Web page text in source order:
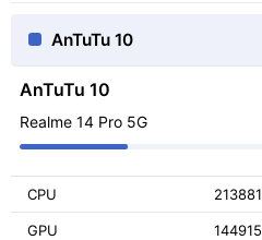
AnTuTu 10
AnTuTu 10
Realme 14 Pro 5G
CPU 213881
GPU 144915